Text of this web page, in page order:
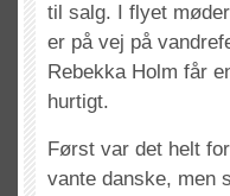
til salg. I flyet
er på vej på
Rebekka Holm får
hurtigt.
Først var det helt
vante danske, men